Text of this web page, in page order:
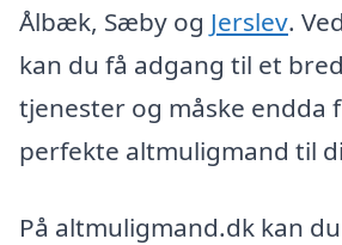
Ålbæk, Sæby og Jerslev.
kan du få adgang til et
tjenester og måske endda
perfekte altmuligmand til
På altmuligmand.dk kan